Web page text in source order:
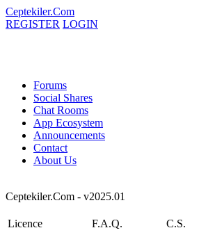
Ceptekiler.Com
REGISTER LOGIN
Forums
Social Shares
Chat Rooms
App Ecosystem
Announcements
Contact
About Us
Ceptekiler.Com - v2025.01
Licence F.A.Q. C.S.